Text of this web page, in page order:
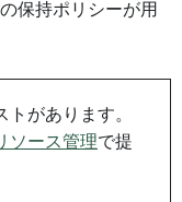
保持ポリシーが用
があります。
ソース管理で提